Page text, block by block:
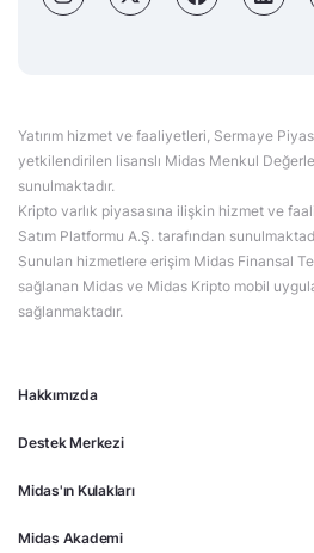
Hakkımızda
Destek Merkezi
Midas'ın Kulakları
Midas Akademi
Yatırım hizmet ve faaliyetleri, Sermaye
yetkilendirilen lisanslı Midas Menkul
sunulmaktadır.
Kripto varlık piyasasına ilişkin hizmet ve
Satım Platformu A.Ş. tarafından
Sunulan hizmetlere erişim Midas Finansal
sağlanan Midas ve Midas Kripto mobil
sağlanmaktadır.